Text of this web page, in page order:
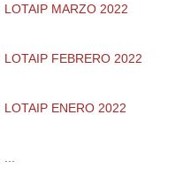
LOTAIP MARZO 2022
LOTAIP FEBRERO 2022
LOTAIP ENERO 2022